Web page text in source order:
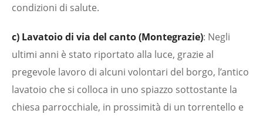
condizioni di salute.
c) Lavatoio di via del canto (Montegrazie): Negli
ultimi anni è stato riportato alla luce, grazie al
pregevole lavoro di alcuni volontari del borgo, l’antico
lavatoio che si colloca in uno spiazzo sottostante la
chiesa parrocchiale, in prossimità di un torrentello e